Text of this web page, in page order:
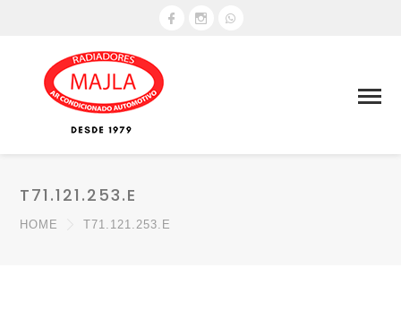
T71.121.253.E
HOME T71.121.253.E